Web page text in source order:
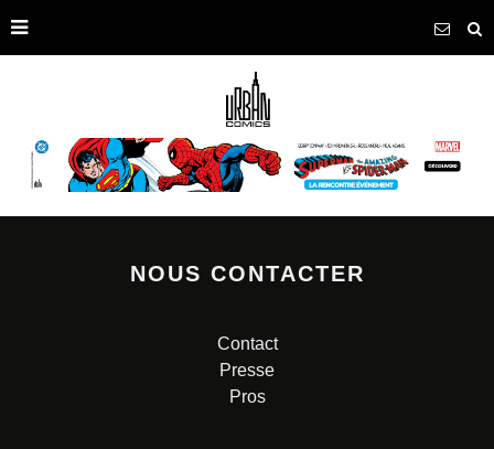
NOUS CONTACTER
Contact
Presse
Pros